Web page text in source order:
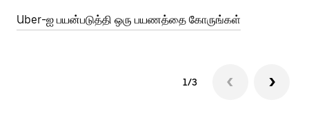
Uber-ஐ பயன்படுத்தி ஒரு பயணத்தை கோருங்கள்
1/3